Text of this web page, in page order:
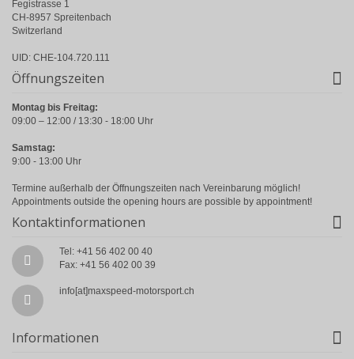
Fegistrasse 1
CH-8957 Spreitenbach
Switzerland
UID: CHE-104.720.111
Öffnungszeiten
Montag bis Freitag:
09:00 – 12:00 / 13:30 - 18:00 Uhr
Samstag:
9:00 - 13:00 Uhr
Termine außerhalb der Öffnungszeiten nach Vereinbarung möglich!
Appointments outside the opening hours are possible by appointment!
Kontaktinformationen
Tel: +41 56 402 00 40
Fax: +41 56 402 00 39
info[at]maxspeed-motorsport.ch
Informationen